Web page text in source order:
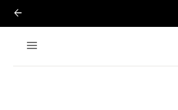
arrow_back
menu